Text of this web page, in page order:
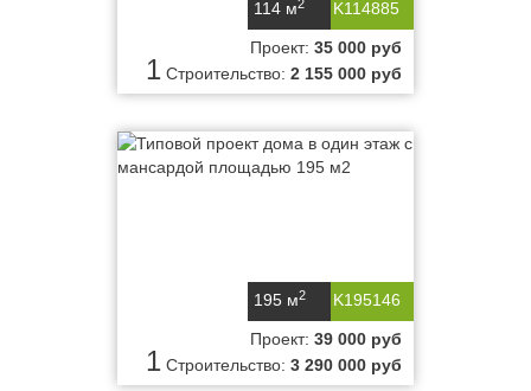
K114885
114 м2
1
Проект: 35 000 руб
Строительство: 2 155 000 руб
K195146
195 м2
1
Проект: 39 000 руб
Строительство: 3 290 000 руб